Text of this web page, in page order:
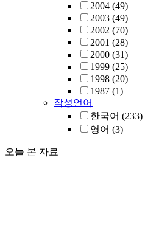
2004 (49)
2003 (49)
2002 (70)
2001 (28)
2000 (31)
1999 (25)
1998 (20)
1987 (1)
작성언어
한국어 (233)
영어 (3)
오늘 본 자료